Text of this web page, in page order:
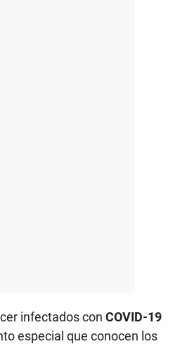
infectados con COVID-19
especial que conocen los